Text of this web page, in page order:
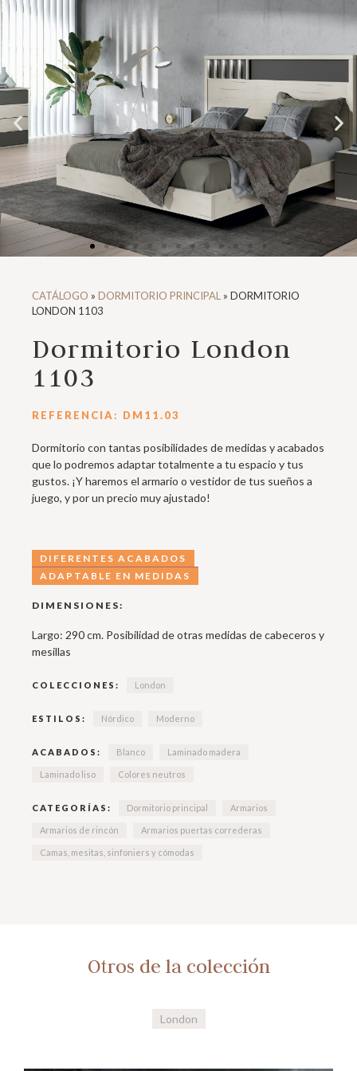
CATÁLOGO » DORMITORIO PRINCIPAL » DORMITORIO
LONDON 1103
Dormitorio London
1103
REFERENCIA: DM11.03
Dormitorio con tantas posibilidades de medidas y acabados
que lo podremos adaptar totalmente a tu espacio y tus
gustos. ¡Y haremos el armario o vestidor de tus sueños a
juego, y por un precio muy ajustado!
DIFERENTES ACABADOS
ADAPTABLE EN MEDIDAS
DIMENSIONES:
Largo: 290 cm. Posibilidad de otras medidas de cabeceros y
mesillas
COLECCIONES: London
ESTILOS: Nórdico Moderno
ACABADOS: Blanco Laminado madera
Laminado liso Colores neutros
CATEGORÍAS: Dormitorio principal Armarios
Armarios de rincón Armarios puertas correderas
Camas, mesitas, sinfoniers y cómodas
Otros de la colección
London